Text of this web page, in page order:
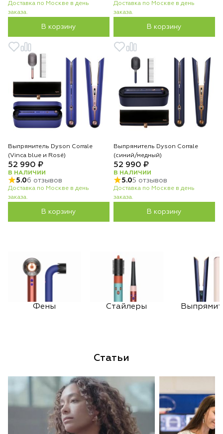
Доставка по Москве в день
заказа.
В корзину
Доставка по Москве в день
заказа.
В корзину
Выпрямитель Dyson Corrale
(Vinca blue и Rosé)
52 990 ₽
В НАЛИЧИИ
5.06 отзывов
Доставка по Москве в день
заказа.
В корзину
Выпрямитель Dyson Corrale
(синий/медный)
52 990 ₽
В НАЛИЧИИ
5.05 отзывов
Доставка по Москве в день
заказа.
В корзину
Фены Стайлеры
Статьи